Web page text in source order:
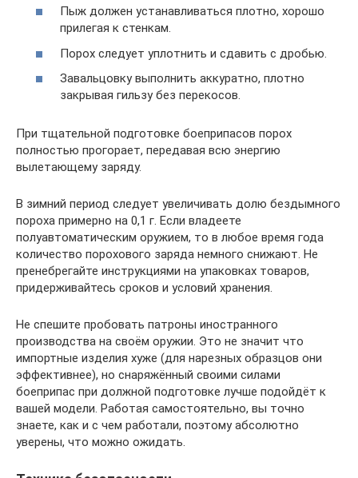
Пыж должен устанавливаться плотно, хорошо
прилегая к стенкам.
Порох следует уплотнить и сдавить с дробью.
Завальцовку выполнить аккуратно, плотно
закрывая гильзу без перекосов.
При тщательной подготовке боеприпасов порох
полностью прогорает, передавая всю энергию
вылетающему заряду.
В зимний период следует увеличивать долю бездымного
пороха примерно на 0,1 г. Если владеете
полуавтоматическим оружием, то в любое время года
количество порохового заряда немного снижают. Не
пренебрегайте инструкциями на упаковках товаров,
придерживайтесь сроков и условий хранения.
Не спешите пробовать патроны иностранного
производства на своём оружии. Это не значит что
импортные изделия хуже (для нарезных образцов они
эффективнее), но снаряжённый своими силами
боеприпас при должной подготовке лучше подойдёт к
вашей модели. Работая самостоятельно, вы точно
знаете, как и с чем работали, поэтому абсолютно
уверены, что можно ожидать.